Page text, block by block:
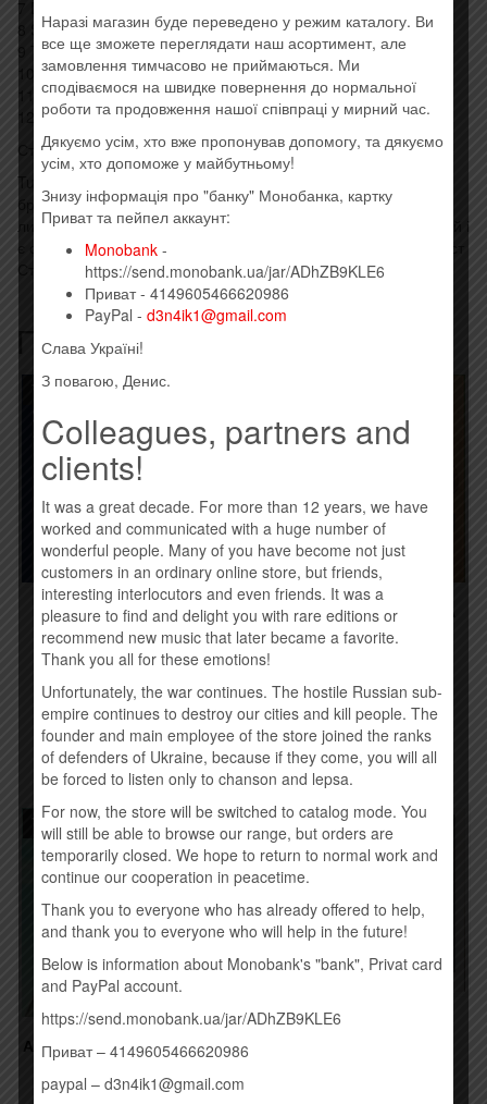
7 Dixie Chicken 4:43
8 Shapes Of Things 3:40
9 The Battle Of New Orleans 2:52
10 Lucifer 3:45
11 White Room 4:53
12 Caught In The Act (7:49)
Стиль: Rock
Turning to Crime — двадцять другий студійний альбом
британського рок-гурту Deep Purple, був випущений 26
листопада 2021 року. Він повністю складається з кавер-версій і
є останнім альбомом гурту, у записі якого брав участь гітарист
Стів Морс до того як покинути гурт у липні 2022 року.
Похожие товары
Товар закінчився!
THE AVENER – THE
WANDERINGS OF THE
AVENER (2015)
190,00 грн.
Временно нет
RIFFMASTER – КОТЛЕТА
ПО-КИЕВСКИ (2015)
Купить
Товар закінчився!
АНТИТІЛА – ВСЕ КРАСИВО
(2015)
245,00грн.
MAD HEADS – 8 (2015)
Наразі магазин буде переведено у режим каталогу. Ви
все ще зможете переглядати наш асортимент, але
замовлення тимчасово не приймаються. Ми
сподіваємося на швидке повернення до нормальної
роботи та продовження нашої співпраці у мирний час.
Дякуємо усім, хто вже пропонував допомогу, та дякуємо
усім, хто допоможе у майбутньому!
Знизу інформація про "банку" Монобанка, картку
Приват та пейпел аккаунт:
Monobank -
https://send.monobank.ua/jar/ADhZB9KLE6
Приват - 4149605466620986
PayPal - d3n4ik1@gmail.com
Слава Україні!
З повагою, Денис.
Colleagues, partners and
clients!
It was a great decade. For more than 12 years, we have
worked and communicated with a huge number of
wonderful people. Many of you have become not just
customers in an ordinary online store, but friends,
interesting interlocutors and even friends. It was a
pleasure to find and delight you with rare editions or
recommend new music that later became a favorite.
Thank you all for these emotions!
Unfortunately, the war continues. The hostile Russian sub-
empire continues to destroy our cities and kill people. The
founder and main employee of the store joined the ranks
of defenders of Ukraine, because if they come, you will all
be forced to listen only to chanson and lepsa.
For now, the store will be switched to catalog mode. You
will still be able to browse our range, but orders are
temporarily closed. We hope to return to normal work and
continue our cooperation in peacetime.
Thank you to everyone who has already offered to help,
and thank you to everyone who will help in the future!
Below is information about Monobank's "bank", Privat card
and PayPal account.
https://send.monobank.ua/jar/ADhZB9KLE6
Приват – 4149605466620986
paypal – d3n4ik1@gmail.com